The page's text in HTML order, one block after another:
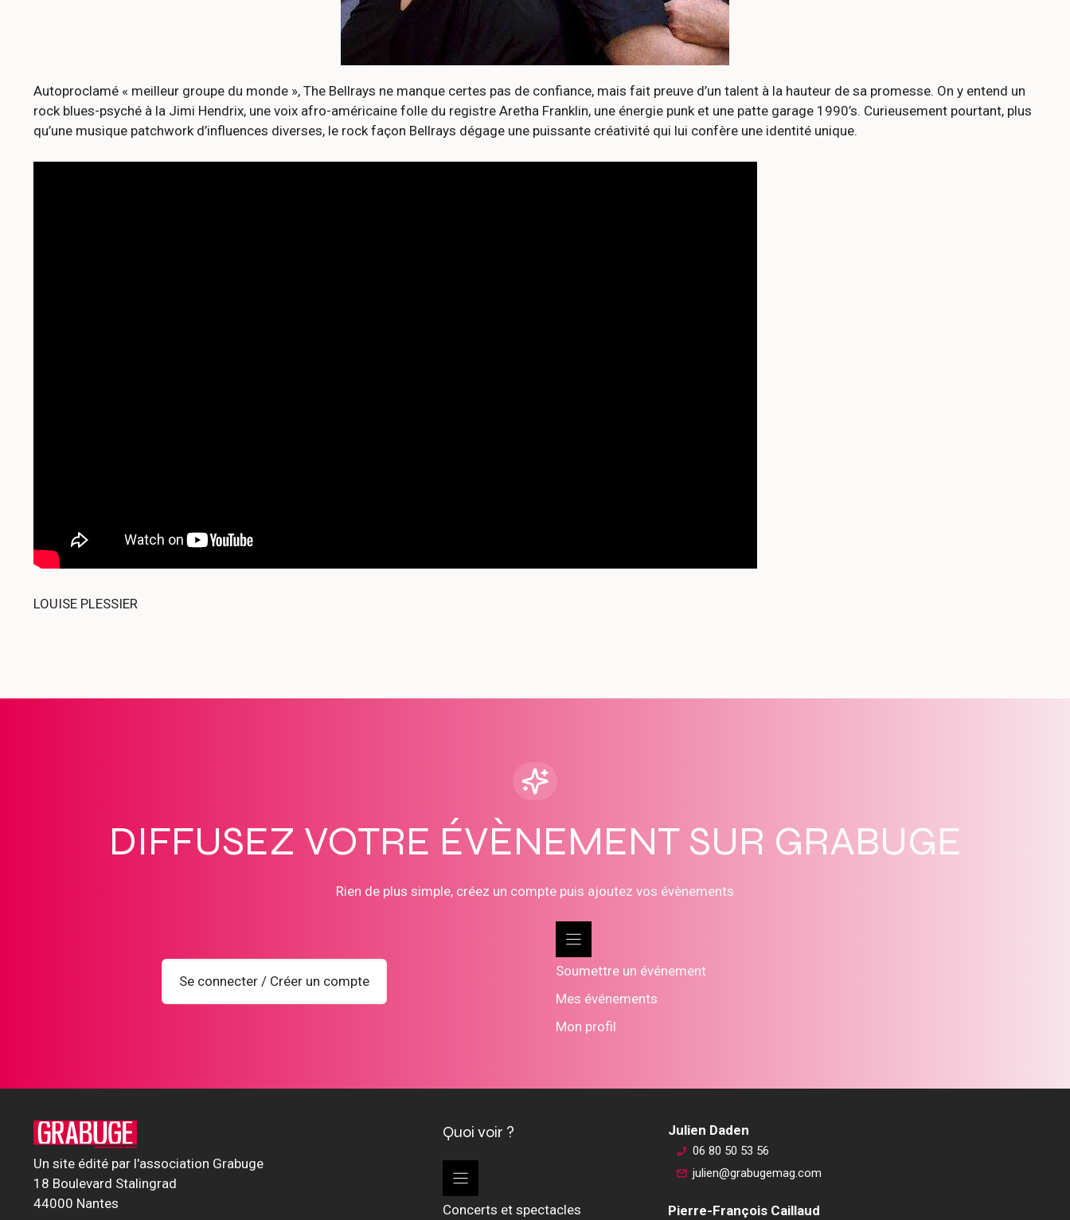
Autoproclamé « meilleur groupe du monde », The Bellrays ne manque certes pas de confiance, mais fait preuve d’un talent à la hauteur de sa promesse. On y entend un
rock blues-psyché à la Jimi Hendrix, une voix afro-américaine folle du registre Aretha Franklin, une énergie punk et une patte garage 1990’s. Curieusement pourtant, plus
qu’une musique patchwork d’influences diverses, le rock façon Bellrays dégage une puissante créativité qui lui confère une identité unique.
LOUISE PLESSIER
DIFFUSEZ VOTRE ÉVÈNEMENT SUR GRABUGE
Rien de plus simple, créez un compte puis ajoutez vos évènements
Se connecter / Créer un compte
Soumettre un événement
Mes événements
Mon profil
Un site édité par l'association Grabuge
18 Boulevard Stalingrad
44000 Nantes
Quoi voir ?
Concerts et spectacles
Julien Daden
06 80 50 53 56
julien@grabugemag.com
Pierre-François Caillaud